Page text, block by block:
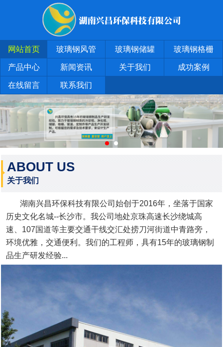
网站首页 玻璃钢风管 玻璃钢储罐 玻璃钢格栅
产品中心 新闻资讯 关于我们 成功案例
在线留言 联系我们
ABOUT US
关于我们
湖南兴昌环保科技有限公司始创于2016年，坐落于国家
历史文化名城--长沙市。我公司地处京珠高速长沙绕城高
速、107国道等主要交通干线交汇处捞刀河街道中青路旁，
环境优雅，交通便利。我们的工程师，具有15年的玻璃钢制
品生产研发经验...